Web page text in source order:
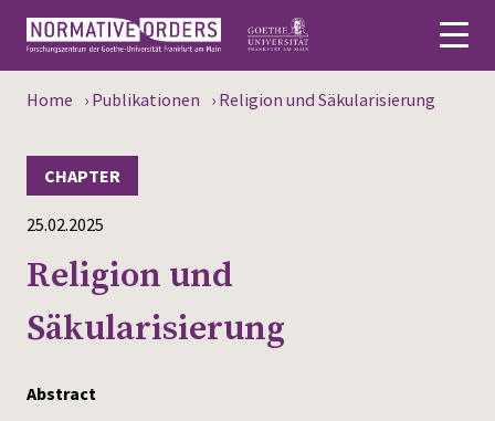
About
News
Persons
Research
Events
Home › Publikationen › Religion und Säkularisierung
25.02.2025
CHAPTER
Religion und
Säkularisierung
Abstract